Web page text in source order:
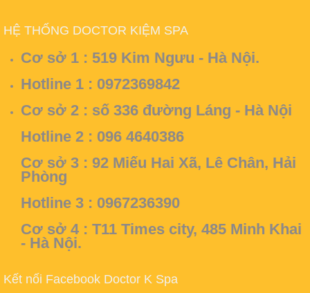
HỆ THỐNG DOCTOR KIỆM SPA
Cơ sở 1 : 519 Kim Ngưu - Hà Nội.
Hotline 1 : 0972369842
Cơ sở 2 : số 336 đường Láng - Hà Nội
Hotline 2 : 096 4640386
Cơ sở 3 : 92 Miếu Hai Xã, Lê Chân, Hải
Phòng
Hotline 3 : 0967236390
Cơ sở 4 : T11 Times city, 485 Minh Khai
- Hà Nội.
Kết nối Facebook Doctor K Spa